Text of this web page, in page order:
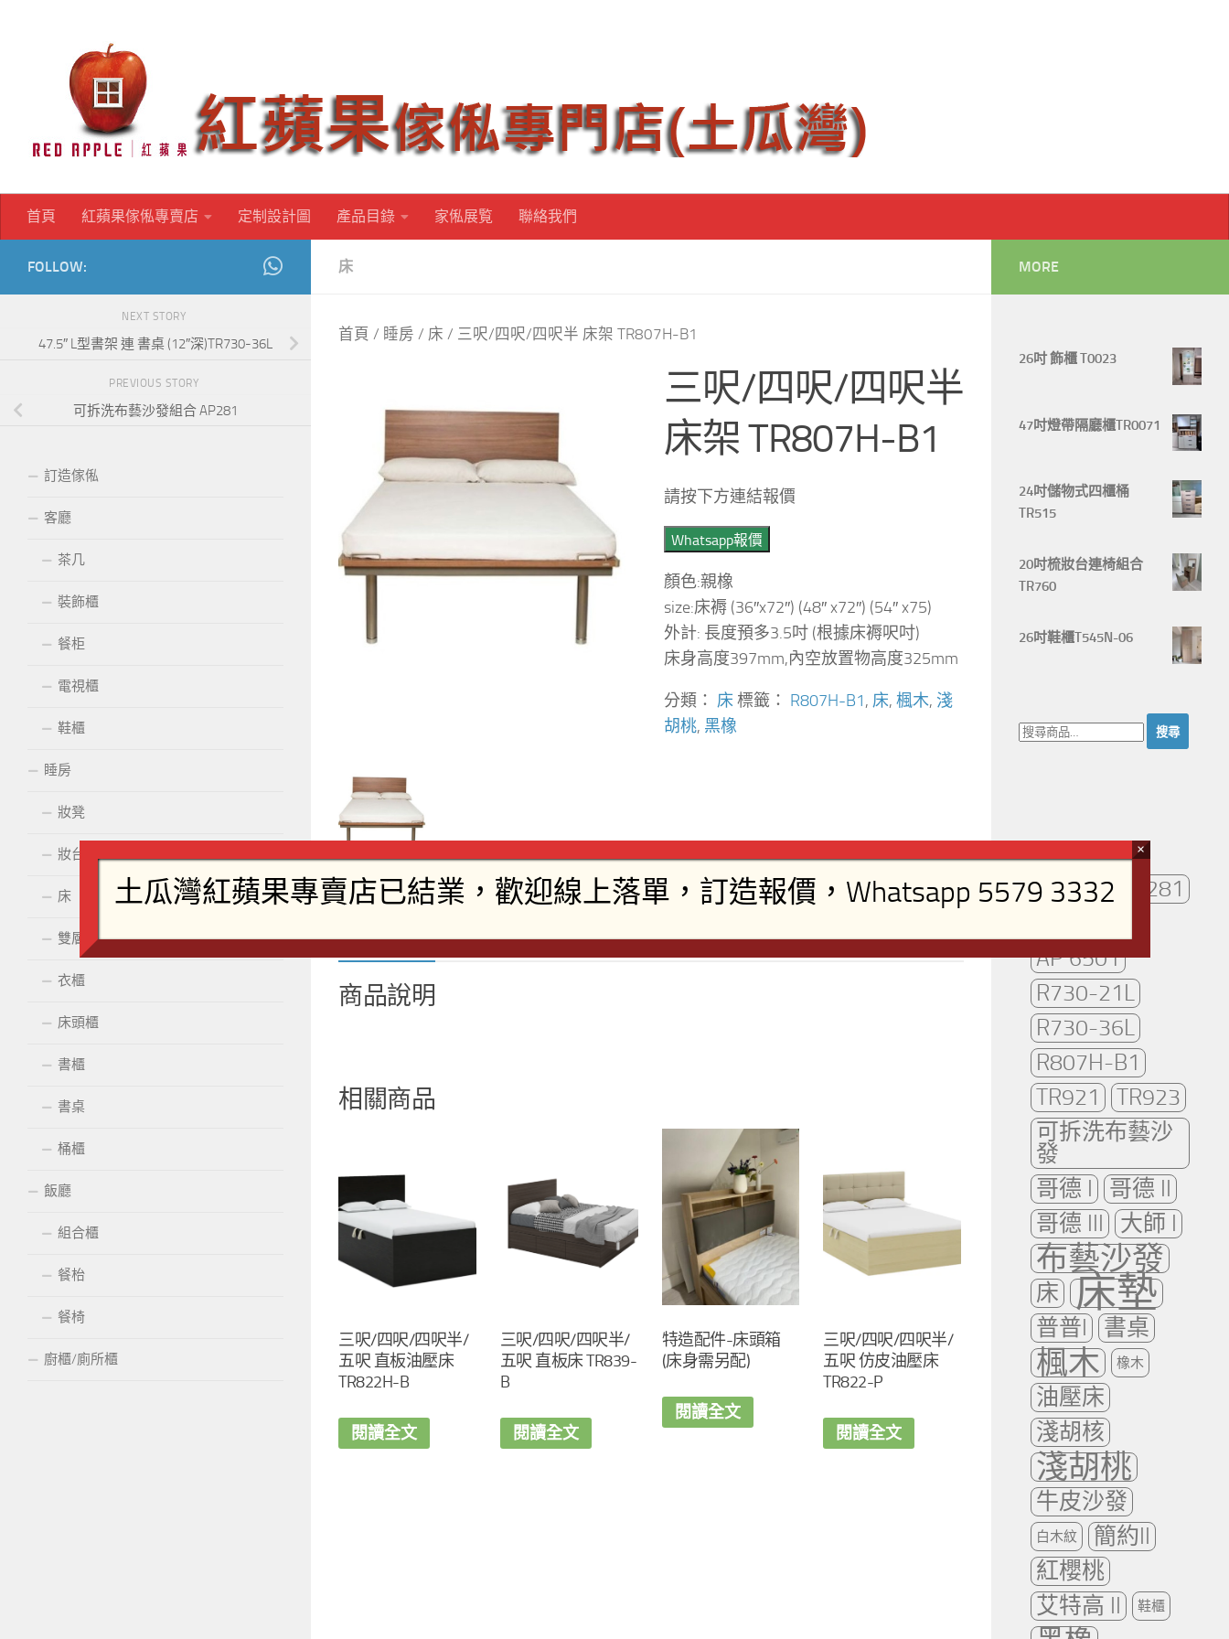
首頁 紅蘋果傢俬專賣店 定制設計圖 產品目錄 家俬展覧 聯絡我們
床
首頁 / 睡房 / 床 / 三呎/四呎/四呎半 床架 TR807H-B1
三呎/四呎/四呎半
床架 TR807H-B1
請按下方連結報價
Whatsapp報價
顏色:親橡
size:床褥 (36″x72″) (48″ x72″) (54″ x75)
外計: 長度預多3.5吋 (根據床褥呎吋)
床身高度397mm,內空放置物高度325mm
分類： 床標籤： R807H-B1, 床, 楓木, 淺
胡桃, 黑橡
商品說明
商品說明
相關商品
三呎/四呎/四呎半/
五呎 直板油壓床
TR822H-B
閱讀全文
三呎/四呎/四呎半/
五呎 直板床 TR839-
B
閱讀全文
特造配件-床頭箱
(床身需另配)
閱讀全文
三呎/四呎/四呎半/
五呎 仿皮油壓床
TR822-P
閱讀全文
FOLLOW:
NEXT STORY
47.5″ L型書架 連 書桌 (12″深)TR730-36L
PREVIOUS STORY
可拆洗布藝沙發組合 AP281
訂造傢俬
客廳
茶几
裝飾櫃
餐柜
電視櫃
鞋櫃
睡房
妝凳
妝台配鏡
床
雙層床
衣櫃
床頭櫃
書櫃
書桌
桶櫃
飯廳
組合櫃
餐枱
餐椅
廚櫃/廁所櫃
MORE
26吋 飾櫃 T0023
47吋燈帶隔廳櫃TR0071
24吋儲物式四櫃桶
TR515
20吋梳妝台連椅組合
TR760
26吋鞋櫃T545N-06
搜
尋：
AP261
AP281
AP 6501
R730-21L
R730-36L
R807H-B1
TR921
TR923
可拆洗布藝沙
發
哥德 I
哥德 II
哥德 III
大師 I
布藝沙發
床 床墊
普普I 書桌
楓木 橡木
油壓床
淺胡核
淺胡桃
牛皮沙發
白木紋
簡約II
紅櫻桃
艾特高 II
鞋櫃